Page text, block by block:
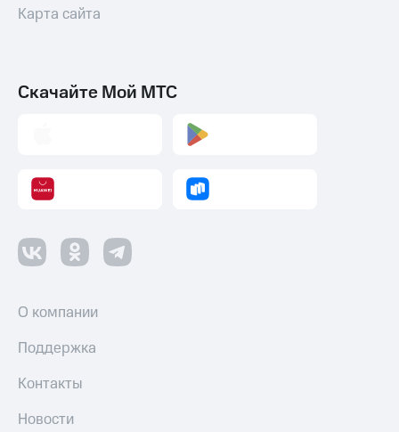
Карта сайта
Скачайте Мой МТС
О компании
Поддержка
Контакты
Новости